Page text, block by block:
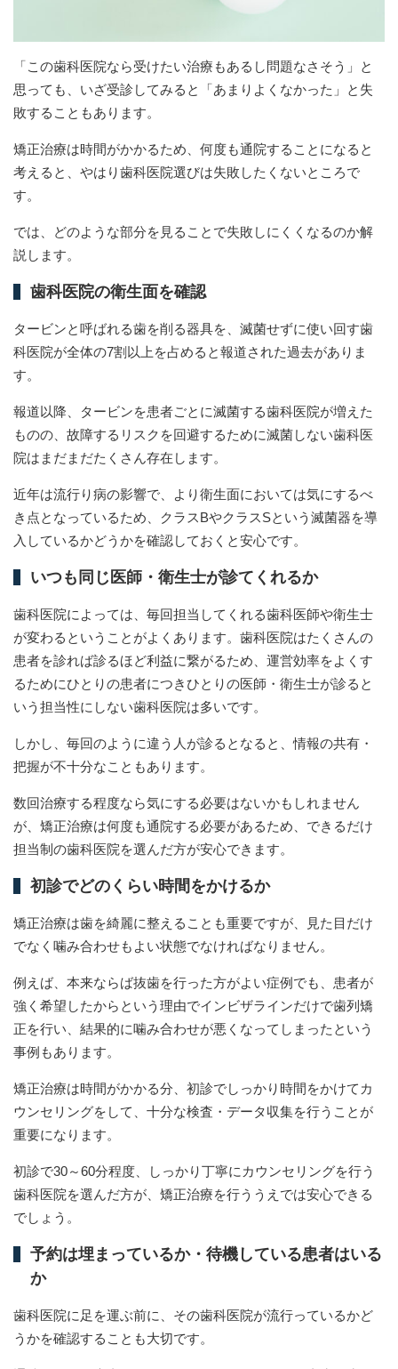
「この歯科医院なら受けたい治療もあるし問題なさそう」と
思っても、いざ受診してみると「あまりよくなかった」と失
敗することもあります。
矯正治療は時間がかかるため、何度も通院することになると
考えると、やはり歯科医院選びは失敗したくないところで
す。
では、どのような部分を見ることで失敗しにくくなるのか解
説します。
歯科医院の衛生面を確認
タービンと呼ばれる歯を削る器具を、滅菌せずに使い回す歯
科医院が全体の7割以上を占めると報道された過去がありま
す。
報道以降、タービンを患者ごとに滅菌する歯科医院が増えた
ものの、故障するリスクを回避するために滅菌しない歯科医
院はまだまだたくさん存在します。
近年は流行り病の影響で、より衛生面においては気にするべ
き点となっているため、クラスBやクラスSという滅菌器を導
入しているかどうかを確認しておくと安心です。
いつも同じ医師・衛生士が診てくれるか
歯科医院によっては、毎回担当してくれる歯科医師や衛生士
が変わるということがよくあります。歯科医院はたくさんの
患者を診れば診るほど利益に繋がるため、運営効率をよくす
るためにひとりの患者につきひとりの医師・衛生士が診ると
いう担当性にしない歯科医院は多いです。
しかし、毎回のように違う人が診るとなると、情報の共有・
把握が不十分なこともあります。
数回治療する程度なら気にする必要はないかもしれません
が、矯正治療は何度も通院する必要があるため、できるだけ
担当制の歯科医院を選んだ方が安心できます。
初診でどのくらい時間をかけるか
矯正治療は歯を綺麗に整えることも重要ですが、見た目だけ
でなく噛み合わせもよい状態でなければなりません。
例えば、本来ならば抜歯を行った方がよい症例でも、患者が
強く希望したからという理由でインビザラインだけで歯列矯
正を行い、結果的に噛み合わせが悪くなってしまったという
事例もあります。
矯正治療は時間がかかる分、初診でしっかり時間をかけてカ
ウンセリングをして、十分な検査・データ収集を行うことが
重要になります。
初診で30～60分程度、しっかり丁寧にカウンセリングを行う
歯科医院を選んだ方が、矯正治療を行ううえでは安心できる
でしょう。
予約は埋まっているか・待機している患者はいる
か
歯科医院に足を運ぶ前に、その歯科医院が流行っているかど
うかを確認することも大切です。